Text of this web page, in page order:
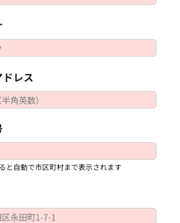
レス
と自動で市区町村まで表示されます